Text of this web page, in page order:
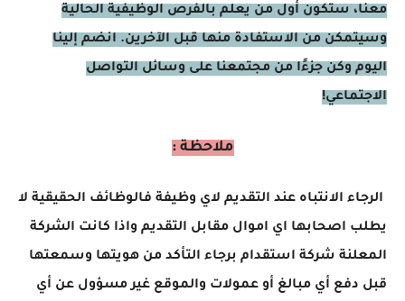
معنا، ستكون أول من يعلم بالفرص الوظيفية الحالية
وسيتمكن من الاستفادة منها قبل الآخرين. انضم إلينا
اليوم وكن جزءًا من مجتمعنا على وسائل التواصل
الاجتماعي!
ملاحظة :
الرجاء الانتباه عند التقديم لاي وظيفة فالوظائف الحقيقية لا
يطلب اصحابها اي اموال مقابل التقديم واذا كانت الشركة
المعلنة شركة استقدام برجاء التأكد من هويتها وسمعتها
قبل دفع أي مبالغ أو عمولات والموقع غير مسؤول عن أي